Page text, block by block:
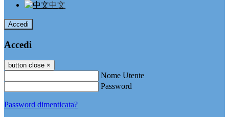
中文
Accedi
Accedi
button close ×
Nome Utente
Password
Password dimenticata?